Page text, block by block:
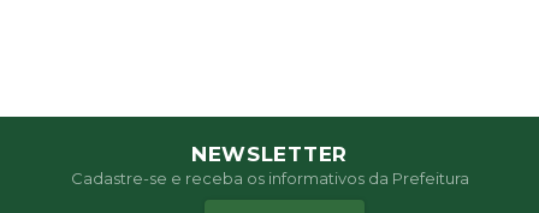
NEWSLETTER
Cadastre-se e receba os informativos da Prefeitura